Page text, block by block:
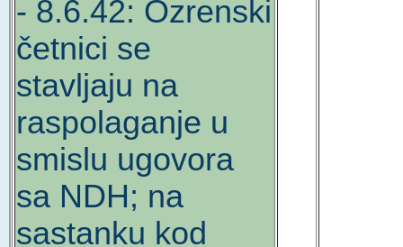
- 8.6.42: Ozrenski
četnici se
stavljaju na
raspolaganje u
smislu ugovora
sa NDH; na
sastanku kod